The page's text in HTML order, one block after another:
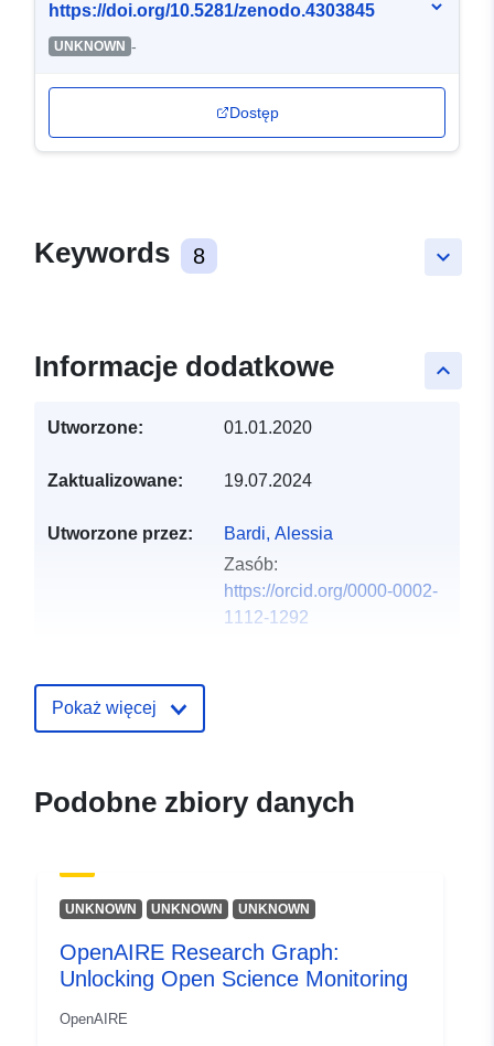
https://doi.org/10.5281/zenodo.4303845
UNKNOWN -
Dostęp
keyboard_arrow_down
Keywords 8
keyboard_arrow_up
Informacje dodatkowe
Utworzone: 01.01.2020
Zaktualizowane: 19.07.2024
Utworzone przez:
Bardi, Alessia
Zasób:
https://orcid.org/0000-0002-
1112-1292
Wydawca:
July 2026
Inne
Pokaż więcej
Podobne zbiory danych
UNKNOWN UNKNOWN UNKNOWN
OpenAIRE Research Graph:
Unlocking Open Science Monitoring
OpenAIRE